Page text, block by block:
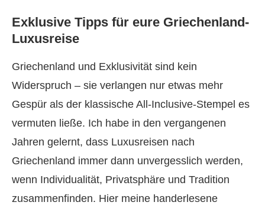
Exklusive Tipps für eure Griechenland-
Luxusreise
Griechenland und Exklusivität sind kein
Widerspruch – sie verlangen nur etwas mehr
Gespür als der klassische All-Inclusive-Stempel es
vermuten ließe. Ich habe in den vergangenen
Jahren gelernt, dass Luxusreisen nach
Griechenland immer dann unvergesslich werden,
wenn Individualität, Privatsphäre und Tradition
zusammenfinden. Hier meine handerlesene